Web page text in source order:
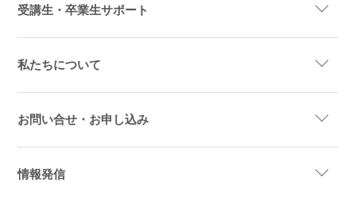
受講生・卒業生サポート
私たちについて
お問い合せ・お申し込み
情報発信